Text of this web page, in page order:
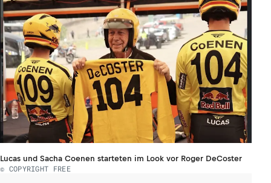
Lucas und Sacha Coenen starteten im Look vor Roger DeCoster
© COPYRIGHT FREE